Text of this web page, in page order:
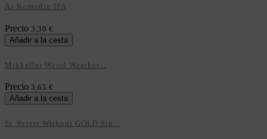
As Komodin IPA
Precio 3,30 €
Añadir a la cesta
Mikkeller Weird Weather...
Precio 3,65 €
Añadir a la cesta
St. Peters Without GOLD Sin...